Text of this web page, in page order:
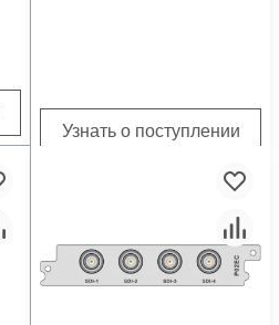
Узнать о поступлении